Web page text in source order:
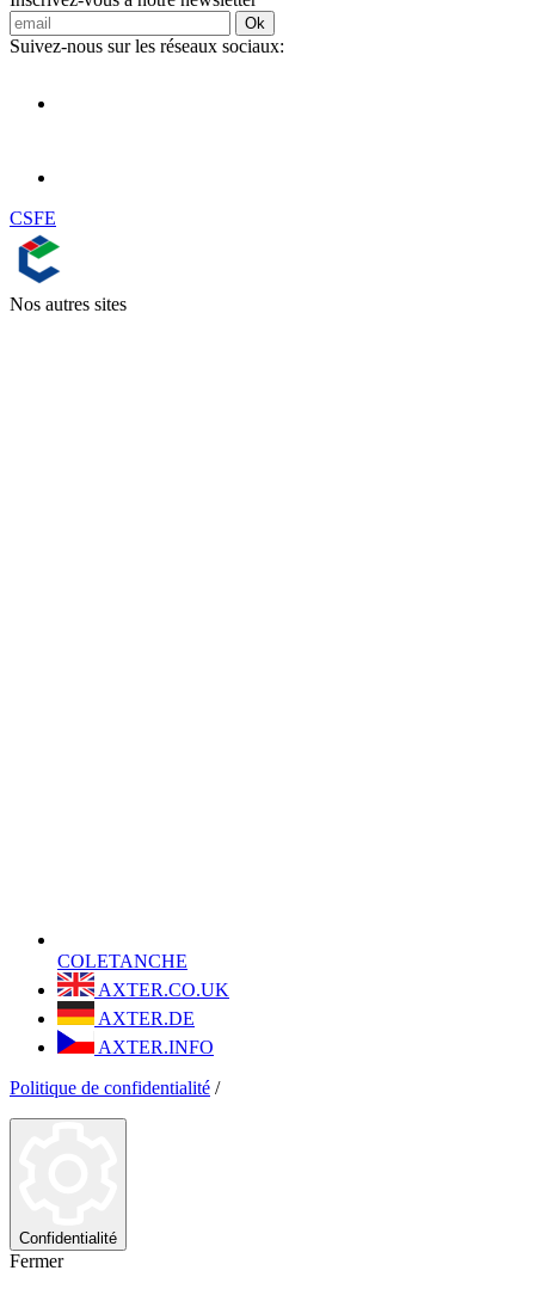
Ok
Suivez-nous sur les réseaux sociaux:
CSFE
Nos autres sites
COLETANCHE
AXTER.CO.UK
AXTER.DE
AXTER.INFO
Politique de confidentialité /
Confidentialité
Fermer